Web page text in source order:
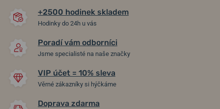
+2500 hodinek skladem
Hodinky do 24h u vás
Poradí vám odborníci
Jsme specialisté na naše značky
VIP účet = 10% sleva
Věrné zákazníky si hýčkáme
Doprava zdarma